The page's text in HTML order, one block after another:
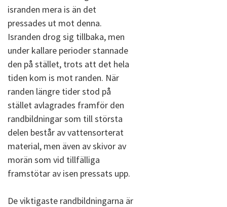
isranden mera is än det
pressades ut mot denna.
Isranden drog sig tillbaka, men
under kallare perioder stannade
den på stället, trots att det hela
tiden kom is mot randen. När
randen längre tider stod på
stället avlagrades framför den
randbildningar som till största
delen består av vattensorterat
material, men även av skivor av
morän som vid tillfälliga
framstötar av isen pressats upp.
De viktigaste randbildningarna är